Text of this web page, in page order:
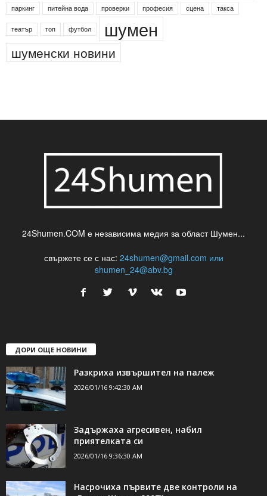
паркинг питейна вода проверки професия сцена такса
театър топ футбол шумен
шуменски новини
24Shumen.COM е независима медия за област Шумен...
свържете се с нас: 24shumen@gmail.com или
shumen_24@abv.bg
ДОРИ ОЩЕ НОВИНИ
Разкриха извършител на палеж
2026/01/16 9:42:30 AM
Задържаха агресивен, набил
приятелката си
2026/01/16 9:36:30 AM
Насрочиха първите две контроли на